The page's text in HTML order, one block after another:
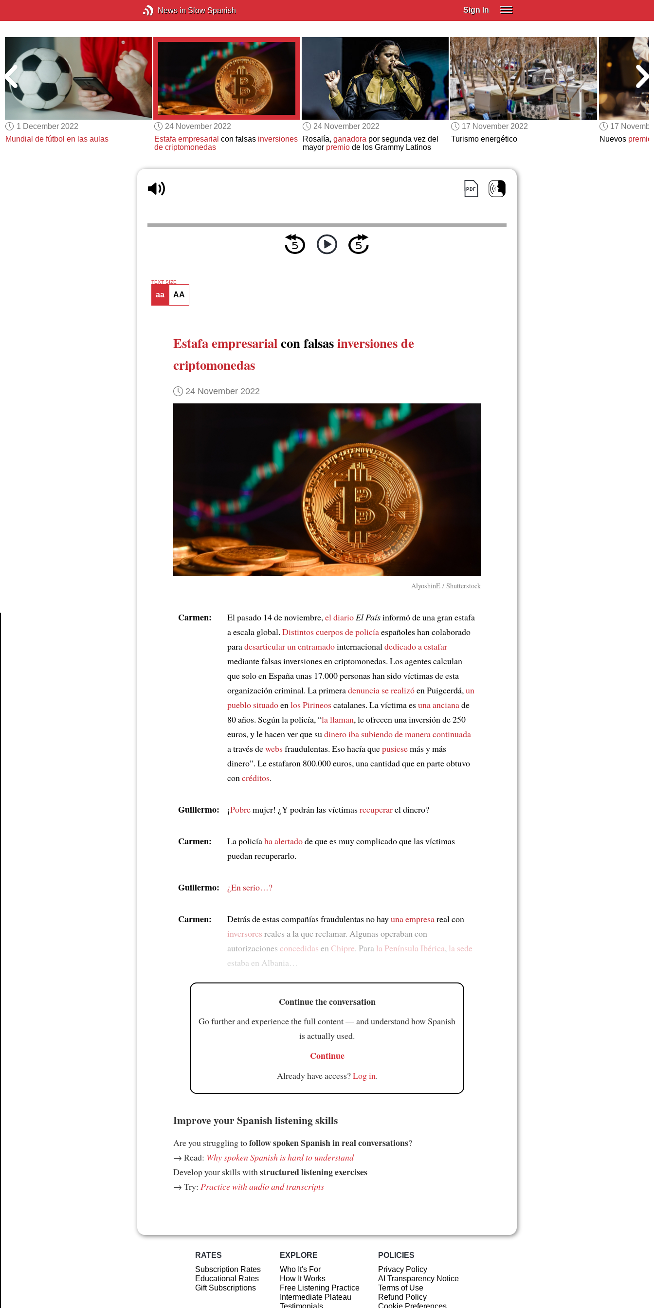
News in Slow Spanish Sign In
Spanish (Spain)
Spanish (Latino)
SUBSCRIBE
EDUCATIONAL LICENSES
GIFT CARDS
OTHER LANGUAGES
1 December 2022
Mundial de fútbol en las aulas
24 November 2022
Estafa empresarial con falsas inversiones
de criptomonedas
24 November 2022
Rosalía, ganadorapor segunda vez del
mayor premiode los Grammy Latinos
17 November 2022
Turismo energético
17
Nuevos
TEXT SIZE
aa AA
Estafa empresarialcon falsasinversiones de
criptomonedas
24 November 2022
AlyoshinE / Shutterstock
Carmen: El pasado 14 de noviembre,el diarioEl Paísinformó de una gran estafa
a escala global. Distintos cuerpos de policíaespañoles han colaborado
paradesarticularun entramadointernacionaldedicado a estafar
mediante falsas inversiones en criptomonedas. Los agentes calculan
que solo en España unas 17.000 personas han sido víctimas de esta
organización criminal. La primeradenuncia se realizóen Puigcerdá,un
pueblo situadoenlos Pirineoscatalanes. La víctima esuna ancianade
80 años. Según la policía, “la llaman, le ofrecen una inversión de 250
euros, y le hacen ver que sudineroiba subiendo de manera continuada
a través dewebsfraudulentas. Eso hacía quepusiesemás y más
dinero”. Le estafaron 800.000 euros, una cantidad que en parte obtuvo
concréditos.
Guillermo: ¡Pobremujer! ¿Y podrán las víctimasrecuperarel dinero?
Carmen: La policíaha alertadode que es muy complicado que las víctimas
puedan recuperarlo.
Guillermo: ¿En serio…?
Carmen: Detrás de estas compañías fraudulentas no hayuna empresareal con
inversores reales a la que reclamar. Algunas operaban con
autorizaciones concedidas en Chipre. Para la Península Ibérica, la sede
estaba en Albania…
Continue the conversation
Go further and experience the full content — and understand how Spanish
is actually used.
Continue
Already have access?Log in.
Improve your Spanish listening skills
Are you struggling tofollow spoken Spanish in real conversations?
→ Read: Why spoken Spanish is hard to understand
Develop your skills withstructured listening exercises
→ Try: Practice with audio and transcripts
RATES
Subscription Rates
Educational Rates
Gift Subscriptions
EXPLORE
Who It's For
How It Works
Free Listening Practice
Intermediate Plateau
Testimonials
POLICIES
Privacy Policy
AI Transparency Notice
Terms of Use
Refund Policy
Cookie Preferences